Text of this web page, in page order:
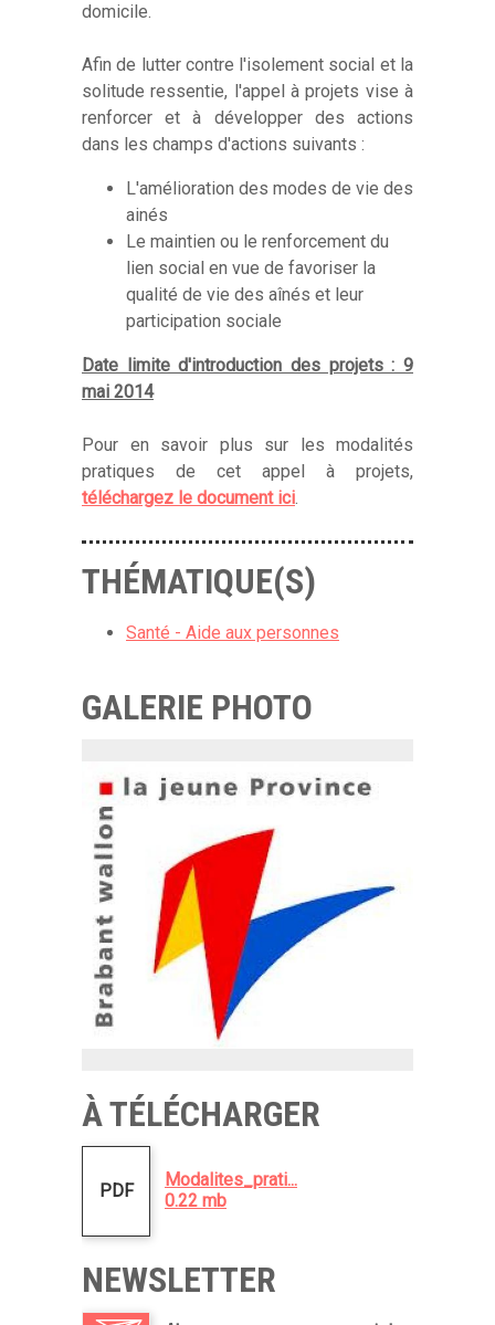
domicile.
Afin de lutter contre l'isolement social et la
solitude ressentie, l'appel à projets vise à
renforcer et à développer des actions
dans les champs d'actions suivants :
L'amélioration des modes de vie des
ainés
Le maintien ou le renforcement du
lien social en vue de favoriser la
qualité de vie des aînés et leur
participation sociale
Date limite d'introduction des projets : 9
mai 2014
Pour en savoir plus sur les modalités
pratiques de cet appel à projets,
téléchargez le document ici.
THÉMATIQUE(S)
Santé - Aide aux personnes
GALERIE PHOTO
À TÉLÉCHARGER
PDF
Modalites_prati...
0.22 mb
NEWSLETTER